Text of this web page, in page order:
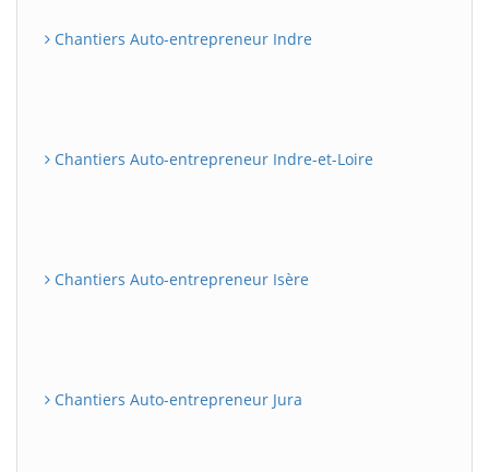
Chantiers Auto-entrepreneur Indre
Chantiers Auto-entrepreneur Indre-et-Loire
Chantiers Auto-entrepreneur Isère
Chantiers Auto-entrepreneur Jura